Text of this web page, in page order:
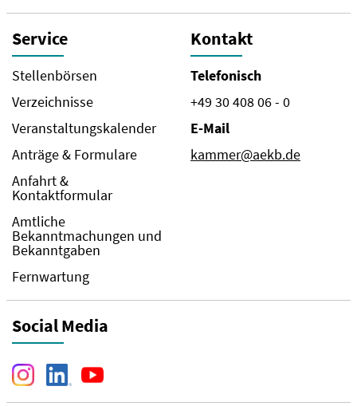
Service
Stellenbörsen
Verzeichnisse
Veranstaltungskalender
Anträge & Formulare
Anfahrt &
Kontaktformular
Amtliche
Bekanntmachungen und
Bekanntgaben
Fernwartung
Kontakt
Telefonisch
+49 30 408 06 - 0
E-Mail
kammer@aekb.de
Social Media